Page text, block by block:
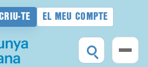
TE EL MEU COMPTE